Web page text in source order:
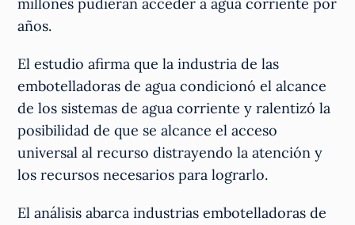
millones pudieran acceder a agua corriente por
años.
El estudio afirma que la industria de las
embotelladoras de agua condicionó el alcance
de los sistemas de agua corriente y ralentizó la
posibilidad de que se alcance el acceso
universal al recurso distrayendo la atención y
los recursos necesarios para lograrlo.
El análisis abarca industrias embotelladoras de